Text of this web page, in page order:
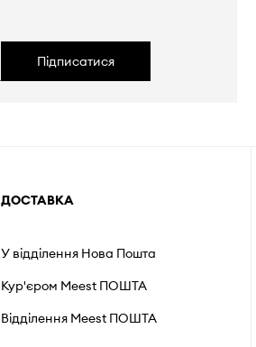
Підписатися
ДОСТАВКА
У відділення Нова Пошта
Кур'єром Meest ПОШТА
Відділення Мeest ПОШТА